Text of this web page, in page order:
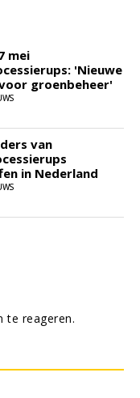
mei
'Nieuwe
groenbeheer'
van
in Nederland
reageren.